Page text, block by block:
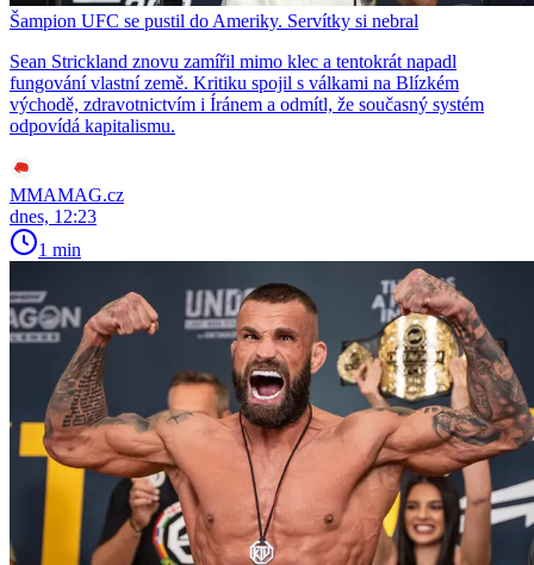
Šampion UFC se pustil do Ameriky. Servítky si nebral
Sean Strickland znovu zamířil mimo klec a tentokrát napadl
fungování vlastní země. Kritiku spojil s válkami na Blízkém
východě, zdravotnictvím i Íránem a odmítl, že současný systém
odpovídá kapitalismu.
MMAMAG.cz
dnes, 12:23
1 min